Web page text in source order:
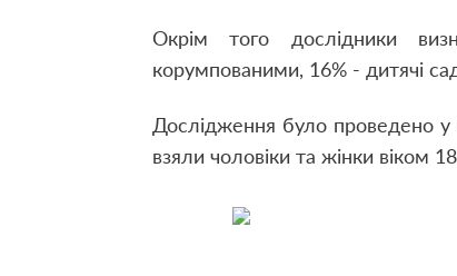
Окрім того дослідники
корумпованими, 16% - дитячі
Дослідження було проведено у
взяли чоловіки та жінки віком